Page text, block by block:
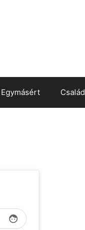
Egymásért Család
face